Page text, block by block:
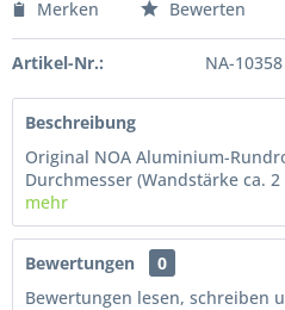
Merken Bewerten
Artikel-Nr.: NA-10358
Beschreibung
Original NOA Aluminium-
Durchmesser (Wandstärke ca.
mehr
Bewertungen
0
Bewertungen lesen, schreiben